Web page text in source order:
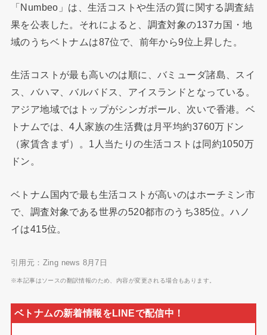
「Numbeo」は、生活コストや生活の質に関する調査結
果を公表した。それによると、調査対象の137カ国・地
域のうちベトナムは87位で、前年から9位上昇した。
生活コストが最も高いのは順に、バミューダ諸島、スイ
ス、バハマ、バルバドス、アイスランドとなっている。
アジア地域ではトップがシンガポール、次いで香港。ベ
トナムでは、4人家族の生活費は月平均約3760万ドン
（家賃含まず）。1人当たりの生活コストは同約1050万
ドン。
ベトナム国内で最も生活コストが高いのはホーチミン市
で、調査対象である世界の520都市のうち385位。ハノ
イは415位。
引用元：Zing news 8月7日
※本記事はソースの翻訳情報のため、内容が変更される場合もあります。